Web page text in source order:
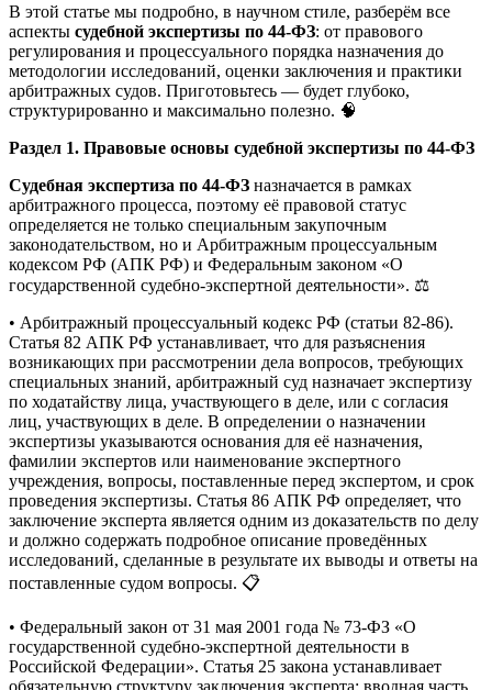
В этой статье мы подробно, в научном стиле, разберём все
аспекты судебной экспертизы по 44-ФЗ: от правового
регулирования и процессуального порядка назначения до
методологии исследований, оценки заключения и практики
арбитражных судов. Приготовьтесь — будет глубоко,
структурированно и максимально полезно. 🧠
Раздел 1. Правовые основы судебной экспертизы по 44-ФЗ
Судебная экспертиза по 44-ФЗ назначается в рамках
арбитражного процесса, поэтому её правовой статус
определяется не только специальным закупочным
законодательством, но и Арбитражным процессуальным
кодексом РФ (АПК РФ) и Федеральным законом «О
государственной судебно-экспертной деятельности». ⚖️
• Арбитражный процессуальный кодекс РФ (статьи 82-86).
Статья 82 АПК РФ устанавливает, что для разъяснения
возникающих при рассмотрении дела вопросов, требующих
специальных знаний, арбитражный суд назначает экспертизу
по ходатайству лица, участвующего в деле, или с согласия
лиц, участвующих в деле. В определении о назначении
экспертизы указываются основания для её назначения,
фамилии экспертов или наименование экспертного
учреждения, вопросы, поставленные перед экспертом, и срок
проведения экспертизы. Статья 86 АПК РФ определяет, что
заключение эксперта является одним из доказательств по делу
и должно содержать подробное описание проведённых
исследований, сделанные в результате их выводы и ответы на
поставленные судом вопросы. 📋
• Федеральный закон от 31 мая 2001 года № 73-ФЗ «О
государственной судебно-экспертной деятельности в
Российской Федерации». Статья 25 закона устанавливает
обязательную структуру заключения эксперта: вводная часть